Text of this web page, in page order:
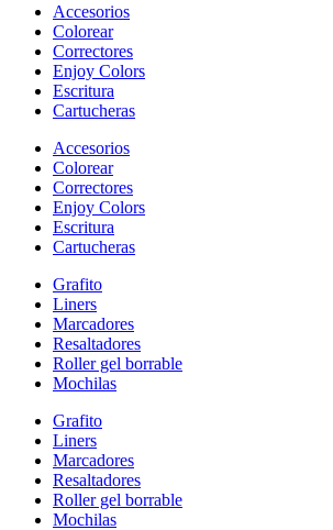
Accesorios
Colorear
Correctores
Enjoy Colors
Escritura
Cartucheras
Accesorios
Colorear
Correctores
Enjoy Colors
Escritura
Cartucheras
Grafito
Liners
Marcadores
Resaltadores
Roller gel borrable
Mochilas
Grafito
Liners
Marcadores
Resaltadores
Roller gel borrable
Mochilas